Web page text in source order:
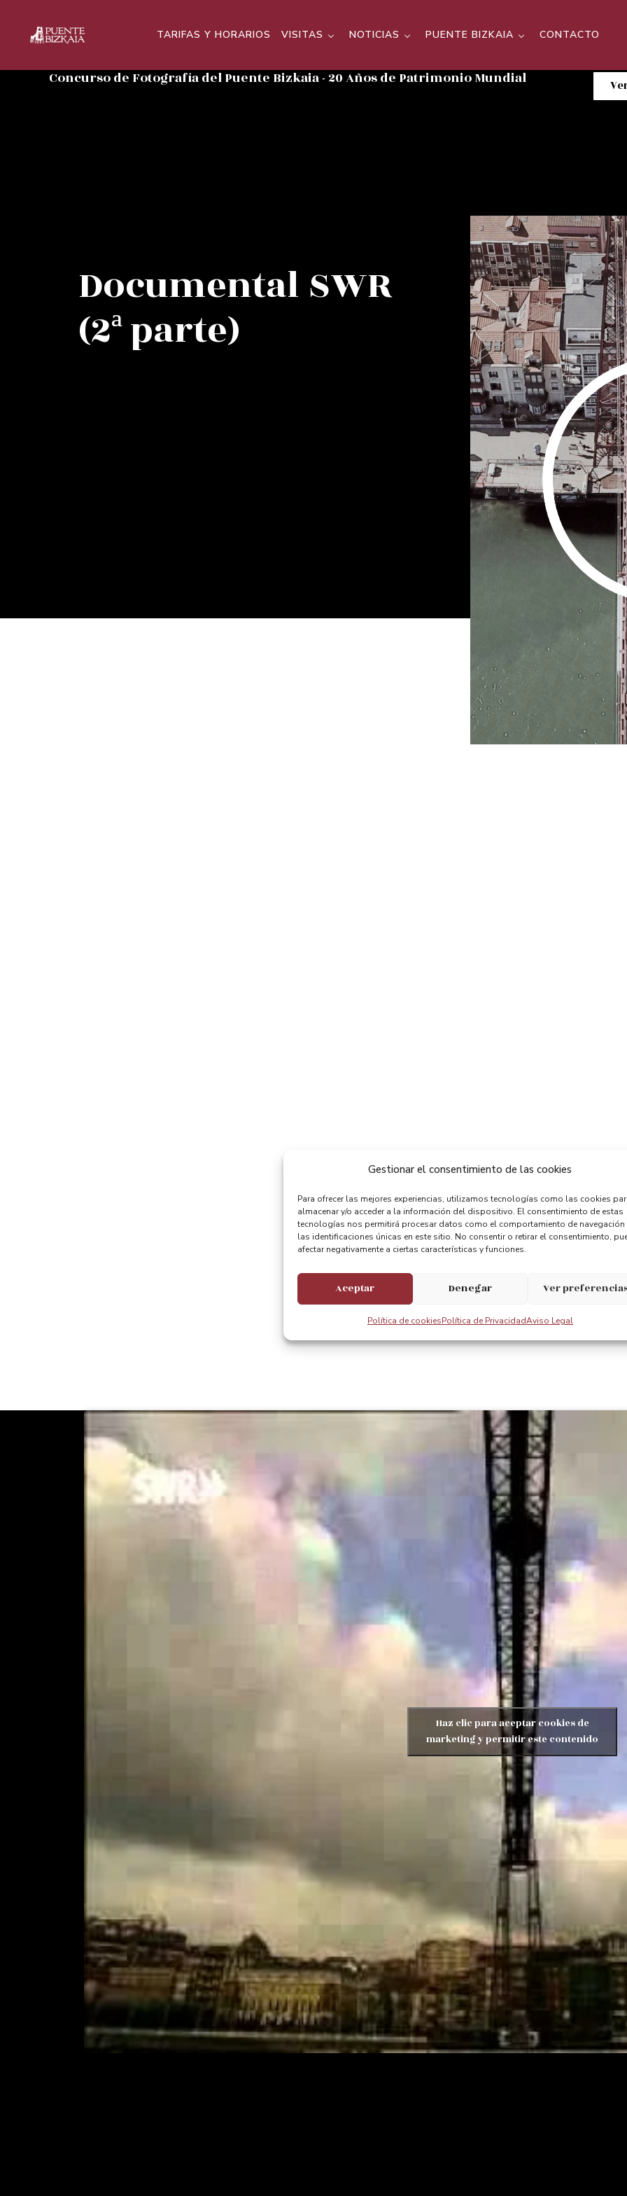
Gestionar el consentimiento de las cookies
Para ofrecer las mejores experiencias, utilizamos tecnologías como las cookies
almacenar y/o acceder a la información del dispositivo. El consentimiento de estas
tecnologías nos permitirá procesar datos como el comportamiento de navegación
las identificaciones únicas en este sitio. No consentir o retirar el consentimiento,
afectar negativamente a ciertas características y funciones.
Aceptar Denegar Ver
Política de cookiesPolítica de PrivacidadAviso Legal
TARIFAS Y HORARIOS VISITAS NOTICIAS PUENTE BIZKAIA CONTACTO
Concurso de Fotografía del Puente Bizkaia - 20 Años de Patrimonio Mundial
Documental SWR
(2ª parte)
Haz clic para aceptar cookies de
marketing y permitir este contenido